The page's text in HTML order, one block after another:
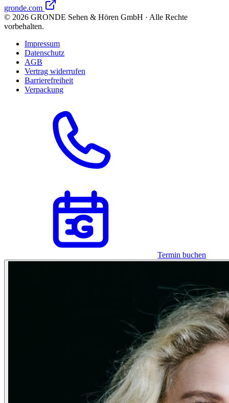
gronde.com
© 2026 GRONDE Sehen & Hören GmbH · Alle Rechte
vorbehalten.
Impressum
Datenschutz
AGB
Vertrag widerrufen
Barrierefreiheit
Verpackung
Termin buchen